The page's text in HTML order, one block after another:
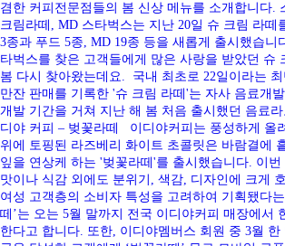
겸한 커피전문점들의 봄 신상 메뉴를 소개합니다.
크림라떼, MD 스타벅스는 지난 20일 슈 크림 라떼
3종과 푸드 5종, MD 19종 등을 새롭게 출시했습니
타벅스를 찾은 고객들에게 많은 사랑을 받았던 슈
봄 다시 찾아왔는데요. 국내 최초로 22일이라는
만잔 판매를 기록한 '슈 크림 라떼'는 자사 음료개
개발 기간을 거쳐 지난 해 봄 처음 출시했던 음료라
디야 커피 – 벚꽃라떼 이디야커피는 풍성하게 올
위에 토핑된 라즈베리 화이트 초콜릿은 바람결에
잎을 연상케 하는 '벚꽃라떼'를 출시했습니다. 이번
맛이나 식감 외에도 분위기, 색감, 디자인에 크게
여성 고객층의 소비자 특성을 고려하여 기획됐다
떼’는 오는 5월 말까지 전국 이디야커피 매장에서
한다고 합니다. 또한, 이디야멤버스 회원 중 3월 한